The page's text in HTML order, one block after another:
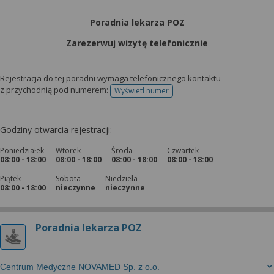
Poradnia lekarza POZ
Zarezerwuj wizytę telefonicznie
Rejestracja do tej poradni wymaga telefonicznego kontaktu
z przychodnią pod numerem:
Wyświetl numertelefonu do rejestracji
Godziny otwarcia rejestracji:
Poniedziałek
08:00 - 18:00
Wtorek
08:00 - 18:00
Środa
08:00 - 18:00
Czwartek
08:00 - 18:00
Piątek
08:00 - 18:00
Sobota
nieczynne
Niedziela
nieczynne
Poradnia lekarza POZ
Centrum Medyczne NOVAMED Sp. z o.o.